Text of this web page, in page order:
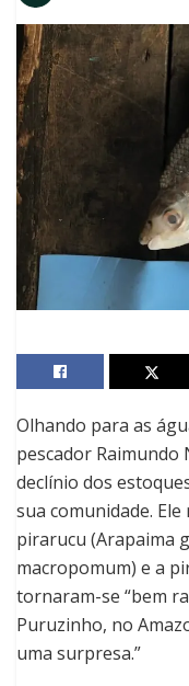
Olhando para as
pescador Raimundo
declínio dos
sua comunidade.
pirarucu (Arapaima
macropomum) e a
tornaram-se “bem
Puruzinho, no
uma surpresa.”